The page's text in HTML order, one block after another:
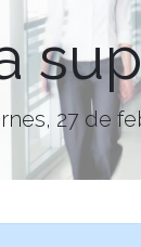
27 de